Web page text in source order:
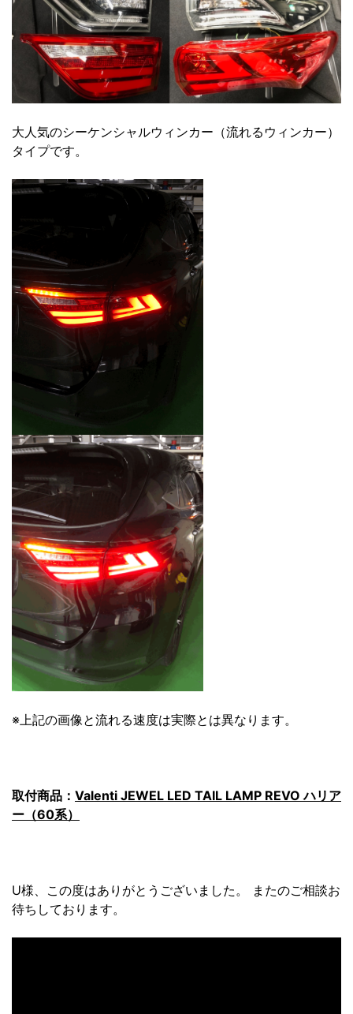
大人気のシーケンシャルウィンカー（流れるウィンカー）
タイプです。
※上記の画像と流れる速度は実際とは異なります。
取付商品： Valenti JEWEL LED TAIL LAMP REVO ハリア
ー（60系）
U様、この度はありがとうございました。 またのご相談お
待ちしております。